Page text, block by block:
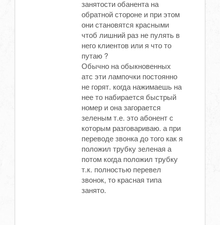
занятости обанента на
обратной стороне и при этом
они становятся красными
чтоб лишний раз не пулять в
него клиентов или я что то
путаю ?
Обычно на обыкновенных
атс эти лампочки постоянно
не горят. когда нажимаешь на
нее то набирается быстрый
номер и она загорается
зеленым т.е. это абонент с
которым разговариваю. а при
переводе звонка до того как я
положил трубку зеленая а
потом когда положил трубку
т.к. полностью перевел
звонок, то красная типа
занято.